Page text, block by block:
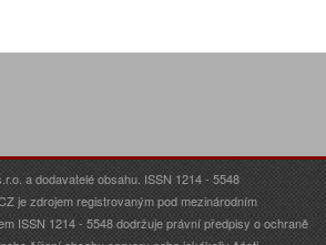
a dodavatelé obsahu. ISSN 1214 - 5548
je zdrojem registrovaným pod mezinárodním
ISSN 1214 - 5548 dodržuje právní předpisy o ochraně